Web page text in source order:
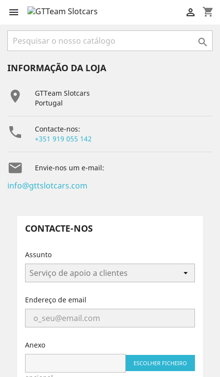
 shopping_cart


INFORMAÇÃO DA LOJA

GTTeam Slotcars
Portugal

Contacte-nos:
+351 919 055 142
 Envie-nos um e-mail:
info@gttslotcars.com
CONTACTE-NOS
Assunto
Endereço de email
Anexo
ESCOLHER FICHEIRO